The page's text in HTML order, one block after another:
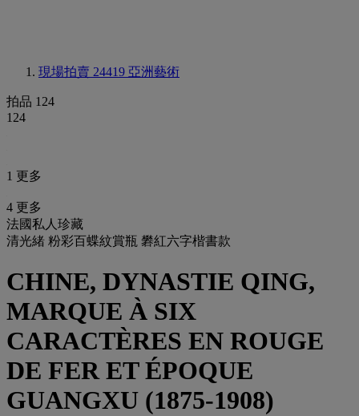
現場拍賣 24419 亞洲藝術
拍品 124
124
1 更多
4 更多
法國私人珍藏
清光緒 粉彩百蝶紋賞瓶 礬紅六字楷書款
CHINE, DYNASTIE QING,
MARQUE À SIX
CARACTÈRES EN ROUGE
DE FER ET ÉPOQUE
GUANGXU (1875-1908)